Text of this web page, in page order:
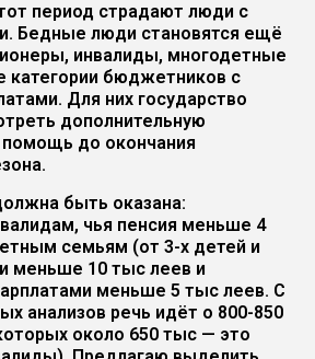
период страдают люди с
Бедные люди становятся ещё
инвалиды, многодетные
категории бюджетников с
Для них государство
дополнительную
до окончания
быть оказана:
чья пенсия меньше 4
семьям (от 3-х детей и
меньше 10 тыс леев и
меньше 5 тыс леев. С
анализов речь идёт о 800-850
около 650 тыс — это